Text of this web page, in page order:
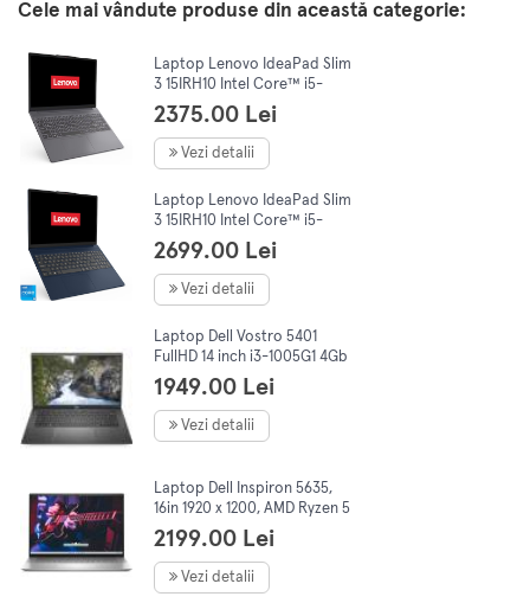
Cele mai vândute produse din această categorie:
Laptop Lenovo IdeaPad Slim
3 15IRH10 Intel Core™ i5-
13420H, 15.3" WUXGA, IPS,
16GB DDR5, 512GB SSD, No
OS,Grey
2375.00 Lei
Vezi detalii
Laptop Lenovo IdeaPad Slim
3 15IRH10 Intel Core™ i5-
13420H, 15.3" WUXGA, IPS,
16GB DDR5, 512Gb SSD, NoOs,
Blue
2699.00 Lei
Vezi detalii
Laptop Dell Vostro 5401
FullHD 14 inch i3-1005G1 4Gb
RAM, 256Gb SSD, No OS
1949.00 Lei
Vezi detalii
Laptop Dell Inspiron 5635,
16in 1920 x 1200, AMD Ryzen 5
7530U 6C/12T, 2.0-4.5 GHz,
8Gb DDR4, 512Gb SSD, Win11
2199.00 Lei
Vezi detalii